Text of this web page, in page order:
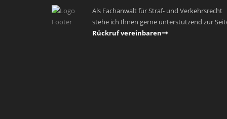
Als Fachanwalt für Straf- und Verkehrsrecht
stehe ich Ihnen gerne unterstützend zur
Rückruf vereinbaren